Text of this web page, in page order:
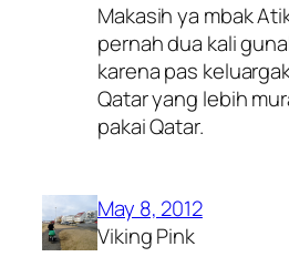
Makasih ya mbak
pernah dua kali
karena pas
Qatar yang lebih
pakai Qatar.
May 8, 2012
Viking Pink